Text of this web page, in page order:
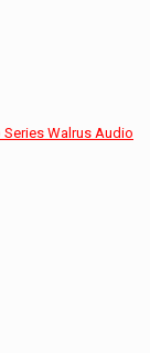
Walrus Audio